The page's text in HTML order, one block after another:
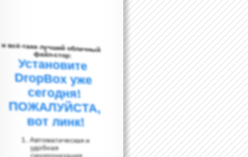
и всё-таки лучший облачный
файл-стор:
Установите
DropBox уже
сегодня!
ПОЖАЛУЙСТА,
вот линк!
Автоматическая и
удобная